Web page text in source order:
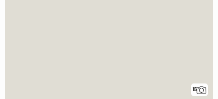
15